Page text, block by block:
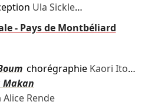
Ula Sickle…
- Pays de Montbéliard
chorégraphie Kaori Ito…
Makan
Alice Rende